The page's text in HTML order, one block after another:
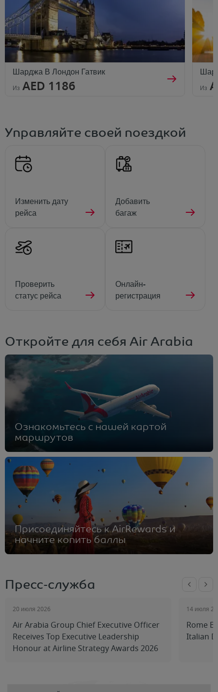
Шарджа В Лондон Гатвик
Из AED 1186 Из
Управляйте своей поездкой
Изменить дату
рейса
Добавить
багаж
Проверить
статус рейса
Онлайн-
регистрация
Откройте для себя Air Arabia
Ознакомьтесь с нашей картой
маршрутов
Присоединяйтесь к AirRewards и
начните копить баллы
Пресс-служба
20 июля 2026
Air Arabia Group Chief Executive Officer
Receives Top Executive Leadership
Honour at Airline Strategy Awards 2026
14 июля
Rome
Italian